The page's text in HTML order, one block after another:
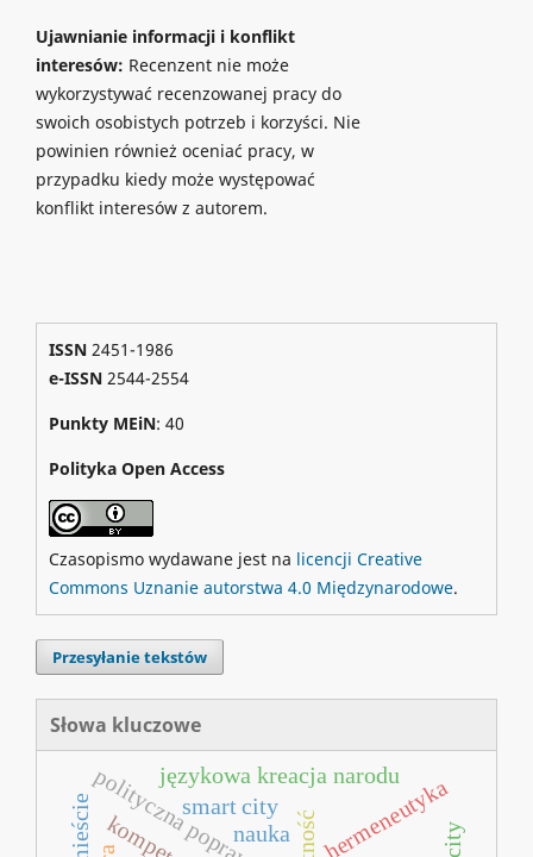
Ujawnianie informacji i konflikt
interesów: Recenzent nie może
wykorzystywać recenzowanej pracy do
swoich osobistych potrzeb i korzyści. Nie
powinien również oceniać pracy, w
przypadku kiedy może występować
konflikt interesów z autorem.
ISSN 2451-1986
e-ISSN 2544-2554
Punkty MEiN: 40
Polityka Open Access
Czasopismo wydawane jest na licencji Creative
Commons Uznanie autorstwa 4.0 Międzynarodowe.
Przesyłanie tekstów
Słowa kluczowe
hermeneutyka
smart city
nauka
językowa kreacja narodu